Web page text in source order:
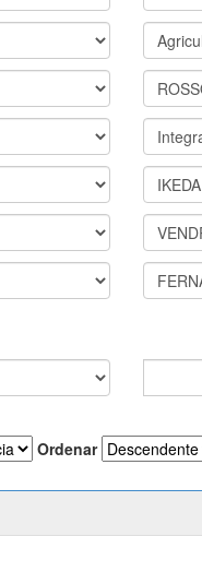
Ordenar